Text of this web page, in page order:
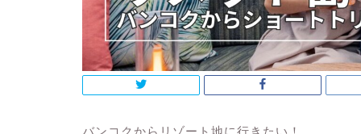
バンコクからリゾート地に行きたい！